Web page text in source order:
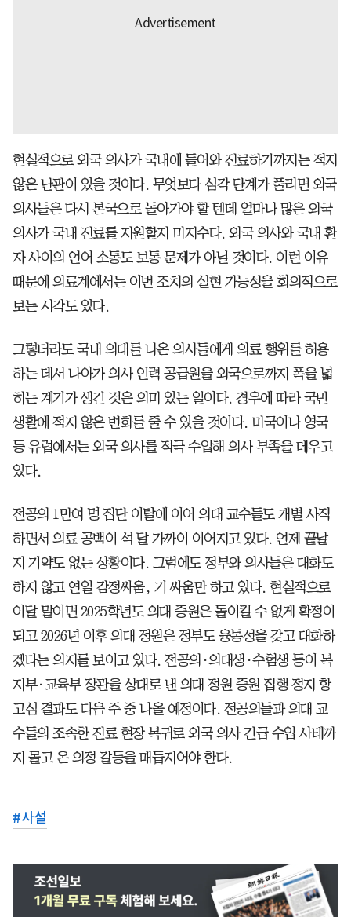
현실적으로 외국 의사가 국내에 들어와 진료하기까지는 적지
않은 난관이 있을 것이다. 무엇보다 심각 단계가 풀리면 외국
의사들은 다시 본국으로 돌아가야 할 텐데 얼마나 많은 외국
의사가 국내 진료를 지원할지 미지수다. 외국 의사와 국내 환
자 사이의 언어 소통도 보통 문제가 아닐 것이다. 이런 이유
때문에 의료계에서는 이번 조치의 실현 가능성을 회의적으로
보는 시각도 있다.
그렇더라도 국내 의대를 나온 의사들에게 의료 행위를 허용
하는 데서 나아가 의사 인력 공급원을 외국으로까지 폭을 넓
히는 계기가 생긴 것은 의미 있는 일이다. 경우에 따라 국민
생활에 적지 않은 변화를 줄 수 있을 것이다. 미국이나 영국
등 유럽에서는 외국 의사를 적극 수입해 의사 부족을 메우고
있다.
전공의 1만여 명 집단 이탈에 이어 의대 교수들도 개별 사직
하면서 의료 공백이 석 달 가까이 이어지고 있다. 언제 끝날
지 기약도 없는 상황이다. 그럼에도 정부와 의사들은 대화도
하지 않고 연일 감정싸움, 기 싸움만 하고 있다. 현실적으로
이달 말이면 2025학년도 의대 증원은 돌이킬 수 없게 확정이
되고 2026년 이후 의대 정원은 정부도 융통성을 갖고 대화하
겠다는 의지를 보이고 있다. 전공의·의대생·수험생 등이 복
지부·교육부 장관을 상대로 낸 의대 정원 증원 집행 정지 항
고심 결과도 다음 주 중 나올 예정이다. 전공의들과 의대 교
수들의 조속한 진료 현장 복귀로 외국 의사 긴급 수입 사태까
지 몰고 온 의정 갈등을 매듭지어야 한다.
#사설